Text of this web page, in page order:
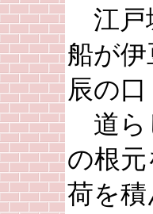
江戸
船が
辰の口
道ら
の根
荷を